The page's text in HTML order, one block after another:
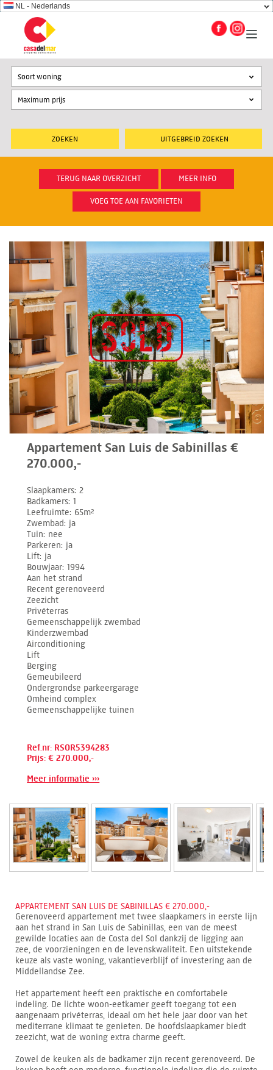
NL - Nederlands
UITGEBREID ZOEKEN
Soort woning
TERUG NAAR OVERZICHT MEER INFO
VOEG TOE AAN FAVORIETEN
Appartement San Luis de Sabinillas €
270.000,-
Slaapkamers 2
Badkamers 1
Leefruimte 65m²
Zwembad ja
Tuin nee
Parkeren ja
Lift ja
Bouwjaar 1994
Aan het strand
Recent gerenoveerd
Zeezicht
Privéterras
Gemeenschappelijk zwembad
Kinderzwembad
Airconditioning
Lift
Berging
Gemeubileerd
Ondergrondse parkeergarage
Omheind complex
Gemeenschappelijke tuinen
Ref.nr: RSOR5394283
Prijs: € 270.000,-
Meer informatie ›››
APPARTEMENT SAN LUIS DE SABINILLAS € 270.000,-
Gerenoveerd appartement met twee slaapkamers in eerste lijn
aan het strand in San Luis de Sabinillas, een van de meest
gewilde locaties aan de Costa del Sol dankzij de ligging aan
zee, de voorzieningen en de levenskwaliteit. Een uitstekende
keuze als vaste woning, vakantieverblijf of investering aan de
Middellandse Zee.
Het appartement heeft een praktische en comfortabele
indeling. De lichte woon-eetkamer geeft toegang tot een
aangenaam privéterras, ideaal om het hele jaar door van het
mediterrane klimaat te genieten. De hoofdslaapkamer biedt
zeezicht, wat de woning extra charme geeft.
Zowel de keuken als de badkamer zijn recent gerenoveerd. De